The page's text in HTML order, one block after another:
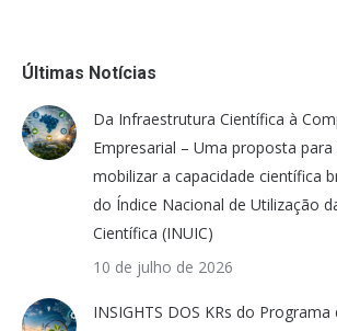
Últimas Notícias
Da Infraestrutura Científica à
Empresarial – Uma proposta
mobilizar a capacidade científica
do Índice Nacional de Utilização
Científica (INUIC)
10 de julho de 2026
INSIGHTS DOS KRs do Programa